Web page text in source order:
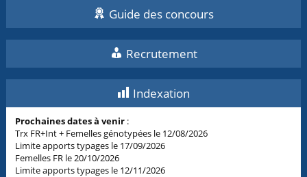
Guide des concours
Recrutement
Indexation
Prochaines dates à venir :
Trx FR+Int + Femelles génotypées le 12/08/2026
Limite apports typages le 17/09/2026
Femelles FR le 20/10/2026
Limite apports typages le 12/11/2026